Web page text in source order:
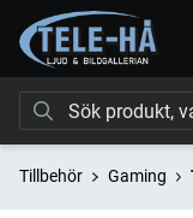
Tillbehör Gaming